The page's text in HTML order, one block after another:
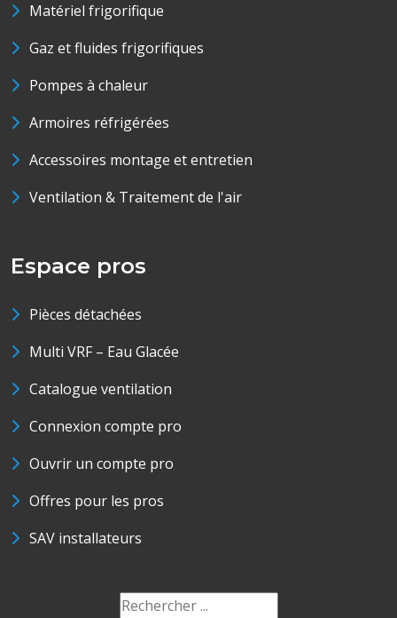
Matériel frigorifique
Gaz et fluides frigorifiques
Pompes à chaleur
Armoires réfrigérées
Accessoires montage et entretien
Ventilation & Traitement de l'air
Espace pros
Pièces détachées
Multi VRF – Eau Glacée
Catalogue ventilation
Connexion compte pro
Ouvrir un compte pro
Offres pour les pros
SAV installateurs